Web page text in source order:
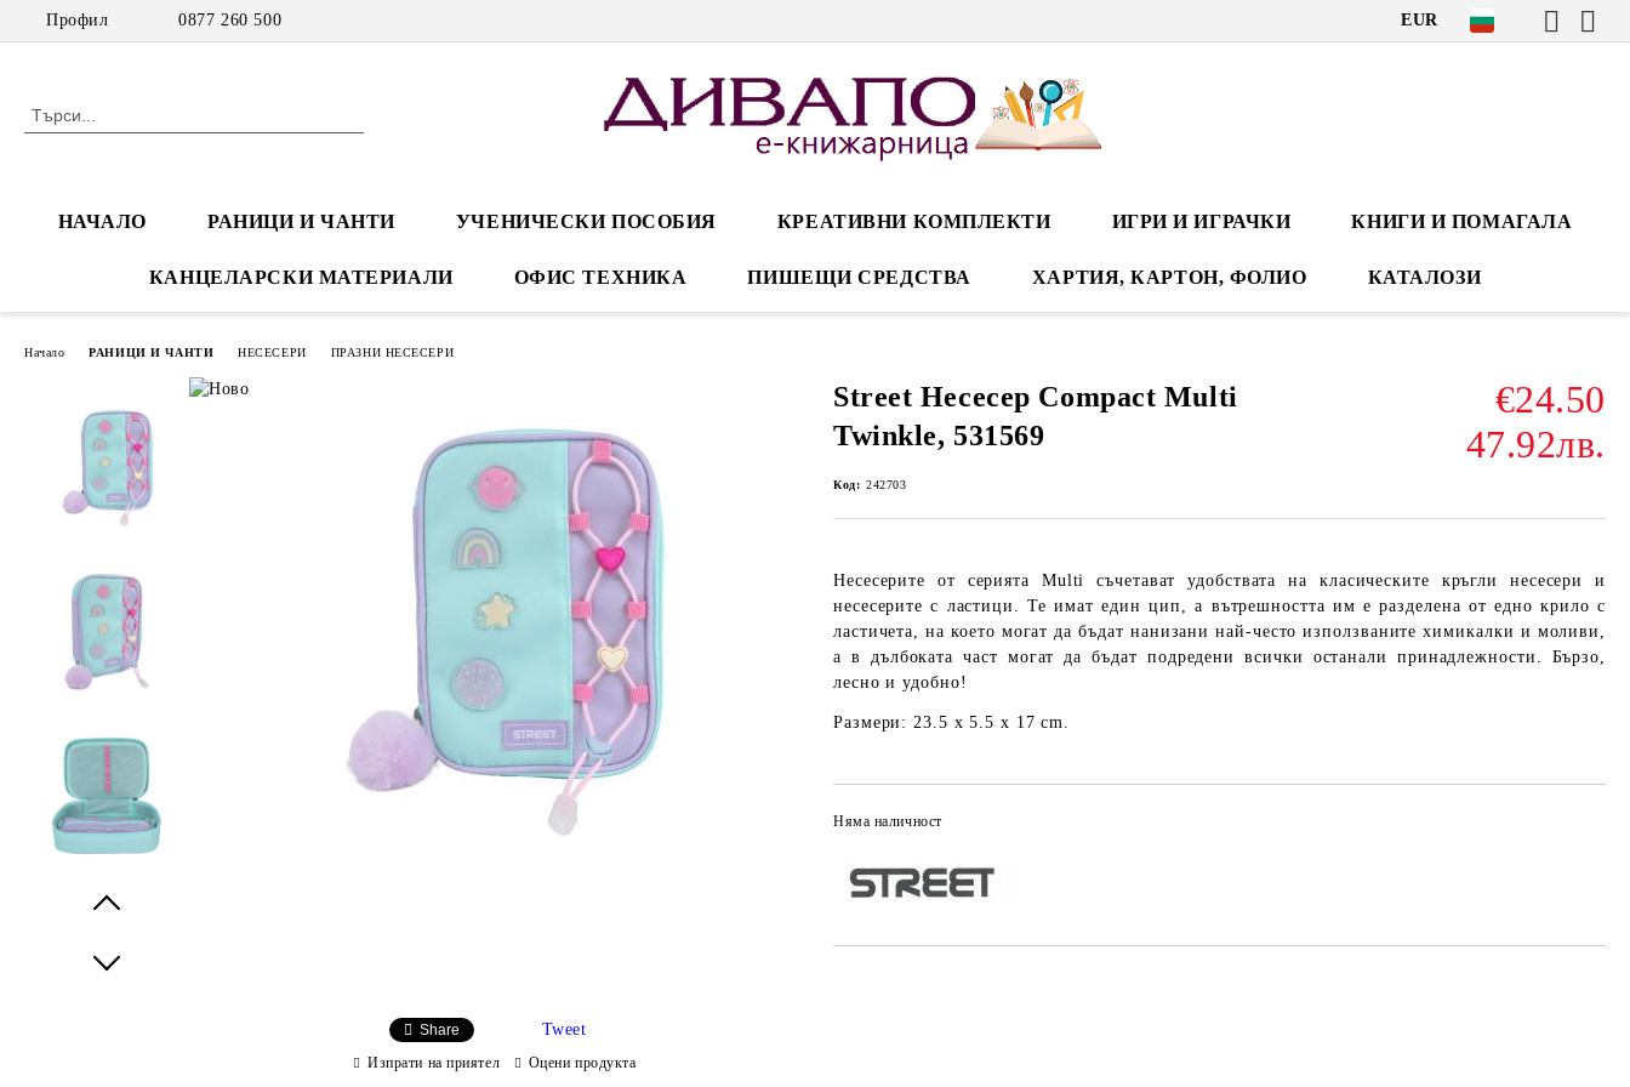
Профил 0877 260 500 EUR
НАЧАЛО РАНИЦИ И ЧАНТИ УЧЕНИЧЕСКИ ПОСОБИЯ КРЕАТИВНИ КОМПЛЕКТИ ИГРИ И ИГРАЧКИ КНИГИ И ПОМАГАЛА
КАНЦЕЛАРСКИ МАТЕРИАЛИ ОФИС ТЕХНИКА ПИШЕЩИ СРЕДСТВА ХАРТИЯ, КАРТОН, ФОЛИО КАТАЛОЗИ
Начало РАНИЦИ И ЧАНТИ НЕСЕСЕРИ ПРАЗНИ НЕСЕСЕРИ
Street Несесер Compact Multi
Twinkle, 531569
€24.50
47.92лв.
Код: 242703
Несесерите от серията Multi съчетават удобствата на класическите кръгли несесери и
несесерите с ластици. Те имат един цип, а вътрешността им е разделена от едно крило с
ластичета, на което могат да бъдат нанизани най-често използваните химикалки и моливи,
а в дълбоката част могат да бъдат подредени всички останали принадлежности. Бързо,
лесно и удобно!
Размери: 23.5 x 5.5 x 17 cm.
Няма наличност
Share Tweet
Изпрати на приятел Оцени продукта